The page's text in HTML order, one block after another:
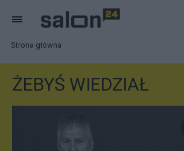
Strona główna
ŻEBYŚ WIEDZIAŁ